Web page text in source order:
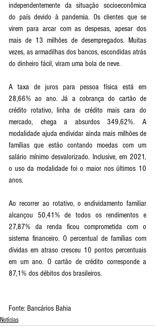
independentemente da situação socioeconômica
do país devido à pandemia. Os clientes que se
virem para arcar com as despesas, apesar dos
mais de 13 milhões de desempregados. Muitas
vezes, as armadilhas dos bancos, escondidas atrás
do dinheiro fácil, viram uma bola de neve.
A taxa de juros para pessoa física está em
28,66% ao ano. Já a cobrança do cartão de
crédito rotativo, linha de crédito mais cara do
mercado, chega a absurdos 349,62%. A
modalidade ajuda endividar ainda mais milhões de
famílias que estão contando moedas com um
salário mínimo desvalorizado. Inclusive, em 2021,
o uso da modalidade foi o maior nos últimos 10
anos.
Ao recorrer ao rotativo, o endividamento familiar
alcançou 50,41% de todos os rendimentos e
27,87% da renda ficou comprometida com o
sistema financeiro. O percentual de famílias com
dívidas em atraso cresceu 10 pontos percentuais
em um ano. O cartão de crédito corresponde a
87,1% dos débitos dos brasileiros.
Fonte: Bancários Bahia
Notícias